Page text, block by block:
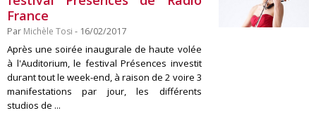
France
Par Michèle Tosi - 16/02/2017
Après une soirée inaugurale de haute volée
à l'Auditorium, le festival Présences investit
durant tout le week-end, à raison de 2 voire 3
manifestations par jour, les différents
studios de ...